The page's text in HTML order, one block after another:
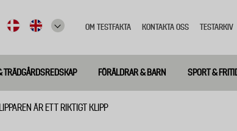
meny
OM TESTFAKTA KONTAKTA OSS TESTARKIV
TRÄDGÅRDSREDSKAP FÖRÄLDRAR & BARN SPORT &
ÄR ETT RIKTIGT KLIPP